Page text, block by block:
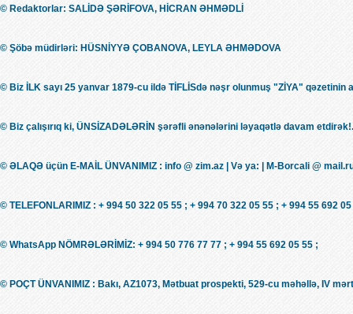
© Redaktorlar: SALİDƏ ŞƏRİFOVA, HİCRAN ƏHMƏDLİ
© Şöbə müdirləri: HÜSNİYYƏ ÇOBANOVA, LEYLA ƏHMƏDOVA
© Biz İLK sayı 25 yanvar 1879-cu ildə TİFLİSdə nəşr olunmuş "ZİYA" qəzetinin
© Biz çalışırıq ki, ÜNSİZADƏLƏRİN şərəfli ənənələrini ləyaqətlə davam
© ƏLAQƏ üçün E-MAİL ÜNVANIMIZ : info @ zim.az | Və ya: | M-Borcali @
© TELEFONLARIMIZ : + 994 50 322 05 55 ; + 994 70 322 05 55 ; + 994 55 692
© WhatsApp NÖMRƏLƏRİMİZ: + 994 50 776 77 77 ; + 994 55 692 05 55 ;
© POÇT ÜNVANIMIZ : Bakı, AZ1073, Mətbuat prospekti, 529-cu məhəllə, IV